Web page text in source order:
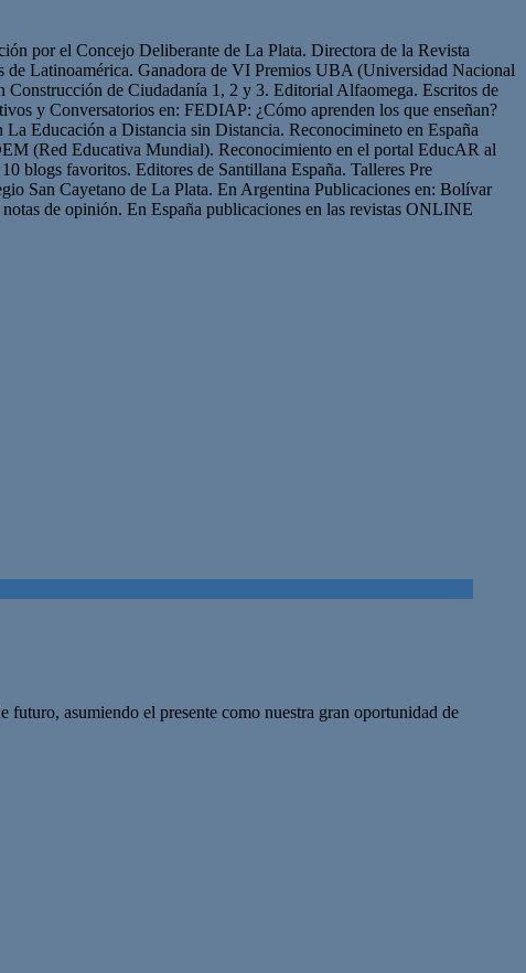
por el Concejo Deliberante de La Plata. Directora de la Revista
Latinoamérica. Ganadora de VI Premios UBA (Universidad Nacional
Construcción de Ciudadanía 1, 2 y 3. Editorial Alfaomega. Escritos de
y Conversatorios en: FEDIAP: ¿Cómo aprenden los que enseñan?
Educación a Distancia sin Distancia. Reconocimineto en España
(Red Educativa Mundial). Reconocimiento en el portal EducAR al
blogs favoritos. Editores de Santillana España. Talleres Pre
San Cayetano de La Plata. En Argentina Publicaciones en: Bolívar
de opinión. En España publicaciones en las revistas ONLINE
futuro, asumiendo el presente como nuestra gran oportunidad de